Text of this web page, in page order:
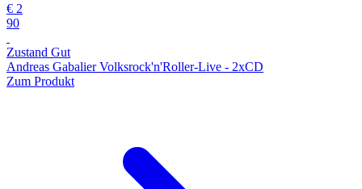
€ 2
90
Zustand Gut
Andreas Gabalier Volksrock'n'Roller-Live - 2xCD
Zum Produkt